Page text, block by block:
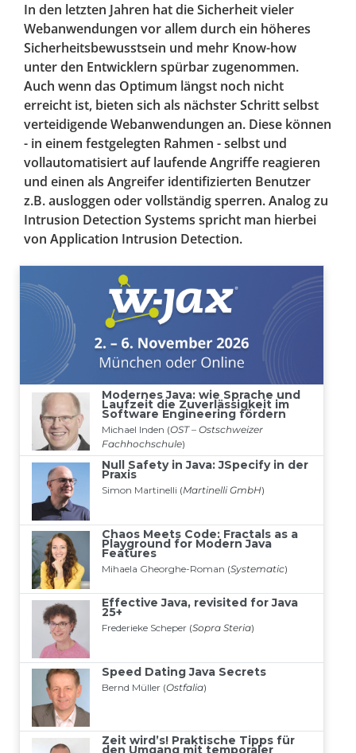
In den letzten Jahren hat die Sicherheit vieler
Webanwendungen vor allem durch ein höheres
Sicherheitsbewusstsein und mehr Know-how
unter den Entwicklern spürbar zugenommen.
Auch wenn das Optimum längst noch nicht
erreicht ist, bieten sich als nächster Schritt selbst
verteidigende Webanwendungen an. Diese können
- in einem festgelegten Rahmen - selbst und
vollautomatisiert auf laufende Angriffe reagieren
und einen als Angreifer identifizierten Benutzer
z.B. ausloggen oder vollständig sperren. Analog zu
Intrusion Detection Systems spricht man hierbei
von Application Intrusion Detection.